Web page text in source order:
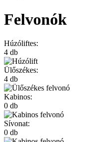
Felvonók
Húzóliftes:
4 db
Ülőszékes:
4 db
Kabinos:
0 db
Sívonat:
0 db